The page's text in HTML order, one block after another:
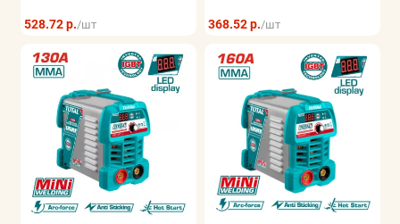
528.72 р./шт 368.52 р./шт